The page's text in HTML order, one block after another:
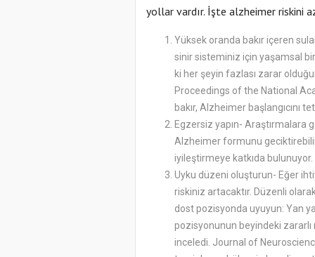
yollar vardır. İşte alzheimer riskini
Yüksek oranda bakır içeren
sinir sisteminiz için yaşamsal
ki her şeyin fazlası zarar
Proceedings of the National
bakır, Alzheimer başlangıcını
Egzersiz yapın- Araştırmalara
Alzheimer formunu
iyileştirmeye katkıda bulunuyor.
Uyku düzeni oluşturun- Eğer
riskiniz artacaktır. Düzenli
dost pozisyonda uyuyun: Yan
pozisyonunun beyindeki zararlı
inceledi. Journal of